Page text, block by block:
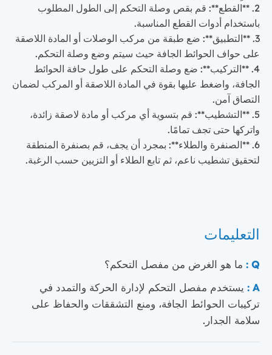
2. **القطع**: قم بقص وصلة التحكم إلى الطول المطلوب
باستخدام أدوات القطع المناسبة.
3. **التطبيق**: ضع طبقة من مركب الوصلات أو المادة اللاصقة
على حواف الحوائط الجافة حيث سيتم وضع وصلة التحكم.
4. **التركيب**: ضع وصلة التحكم على طول حافة الحوائط
الجافة، واضغط عليها بقوة في المادة اللاصقة أو المركب لضمان
التصاق آمن.
5. **التشطيب**: قم بتسوية أي مركب أو مادة لاصقة زائدة،
واتركها حتى تجف تمامًا.
6. **الصنفرة والطلاء**: بمجرد أن يجف، قم بصنفرة المنطقة
لتحقيق تشطيب ناعم، ثم تابع الطلاء أو التزيين حسب الرغبة.
التعليمات
Q : ما هو الغرض من مفصل التحكم؟
A :
يستخدم مفصل التحكم لإدارة الحركة والتمدد في
تركيبات الحوائط الجافة، ومنع التشققات والحفاظ على
سلامة الجدار.